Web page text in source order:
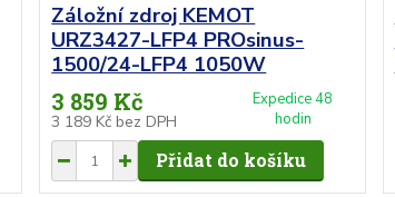
Záložní zdroj KEMOT
URZ3427-LFP4 PROsinus-
1500/24-LFP4 1050W
3 859 Kč
3 189 Kč bez DPH
Expedice 48
hodin
Přidat do košíku